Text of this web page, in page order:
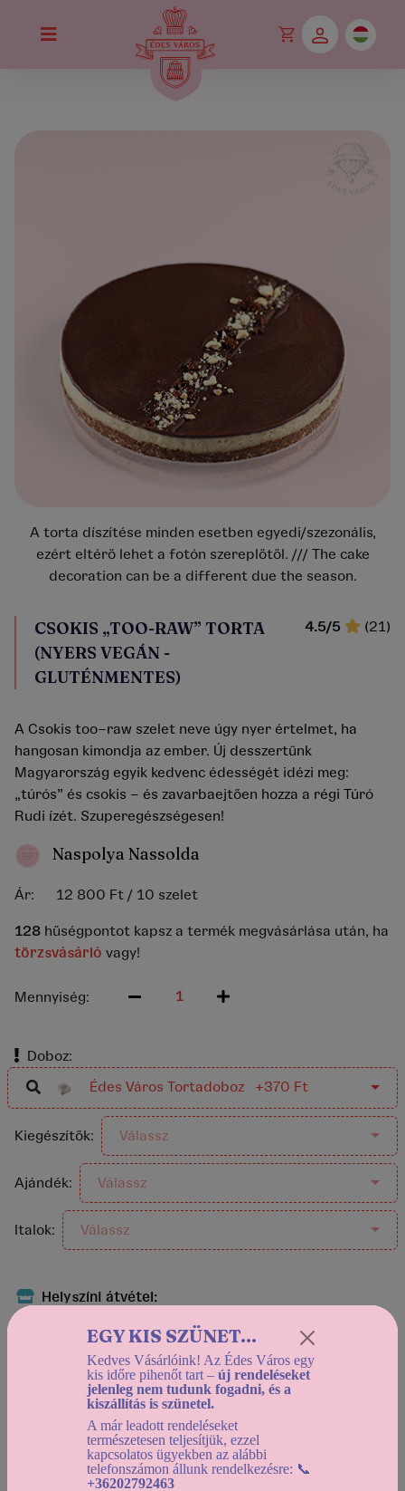
A torta díszítése minden esetben egyedi/szezonális,
ezért eltérő lehet a fotón szereplőtől. /// The cake
decoration can be a different due the season.
CSOKIS „TOO-RAW” TORTA
(NYERS VEGÁN -
GLUTÉNMENTES)
4.5/5 (21)
A Csokis too–raw szelet neve úgy nyer értelmet, ha
hangosan kimondja az ember. Új desszertünk
Magyarország egyik kedvenc édességét idézi meg:
„túrós” és csokis – és zavarbaejtően hozza a régi Túró
Rudi ízét. Szuperegészségesen!
Naspolya Nassolda
Ár: 12 800 Ft / 10 szelet
128 hűségpontot kapsz a termék megvásárlása után, ha
törzsvásárló vagy!
Mennyiség:
Doboz:
Édes Város Tortadoboz +370 Ft
Kiegészítők: Válassz
Ajándék: Válassz
Italok: Válassz
Helyszíni átvétel:
Házhozszállítás:
2026-08-13 12:30-tól
Használd adátumszűrőt, az elérhető kínálat
vissza a kínálathoz
EGY KIS SZÜNET...
Kedves Vásárlóink! Az Édes Város egy
kis időre pihenőt tart – új rendeléseket
jelenleg nem tudunk fogadni, és a
kiszállítás is szünetel.
A már leadott rendeléseket
természetesen teljesítjük, ezzel
kapcsolatos ügyekben az alábbi
telefonszámon állunk rendelkezésre: 📞
+36202792463